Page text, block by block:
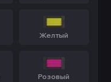
Желтый
Розовый